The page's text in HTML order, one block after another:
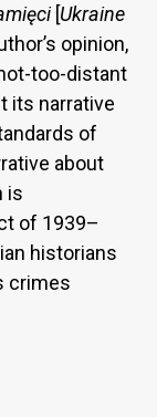
[Ukraine
opinion,
too-distant
its narrative
of
about
is
of 1939–
historians
crimes